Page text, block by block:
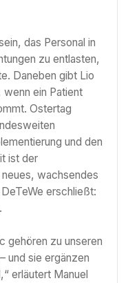
das Personal in
zu entlasten,
Daneben gibt Lio
ein Patient
Ostertag
und den
ist der
wachsendes
erschließt:
gehören zu unseren
und sie ergänzen
erläutert Manuel